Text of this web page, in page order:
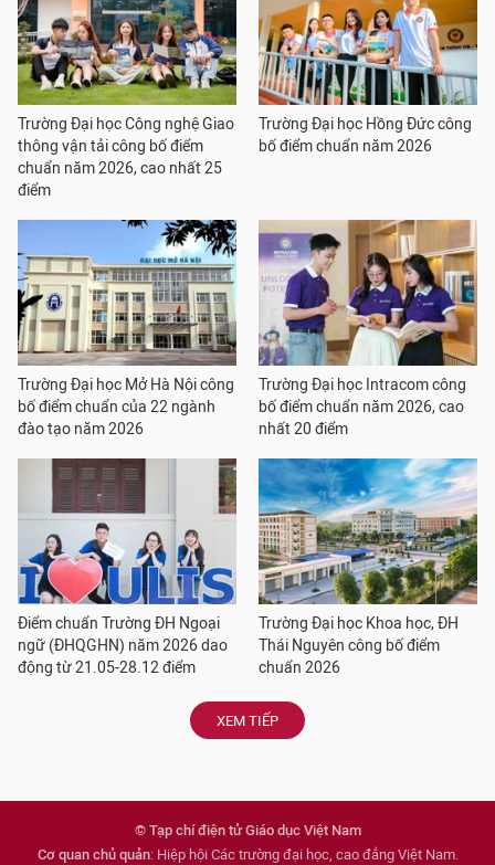
Trường Đại học Công nghệ Giao
thông vận tải công bố điểm
chuẩn năm 2026, cao nhất 25
điểm
Trường Đại học Hồng Đức công
bố điểm chuẩn năm 2026
Trường Đại học Mở Hà Nội công
bố điểm chuẩn của 22 ngành
đào tạo năm 2026
Trường Đại học Intracom công
bố điểm chuẩn năm 2026, cao
nhất 20 điểm
Điểm chuẩn Trường ĐH Ngoại
ngữ (ĐHQGHN) năm 2026 dao
động từ 21.05-28.12 điểm
Trường Đại học Khoa học, ĐH
Thái Nguyên công bố điểm
chuẩn 2026
XEM TIẾP
© Tạp chí điện tử Giáo dục Việt Nam
Cơ quan chủ quản: Hiệp hội Các trường đại học, cao đẳng Việt Nam.